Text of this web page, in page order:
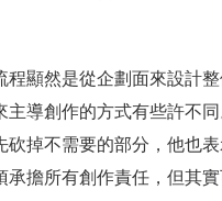
程顯然是從企劃面來設計
主導創作的方式有些許不
砍掉不需要的部分，他也
承擔所有創作責任，但其